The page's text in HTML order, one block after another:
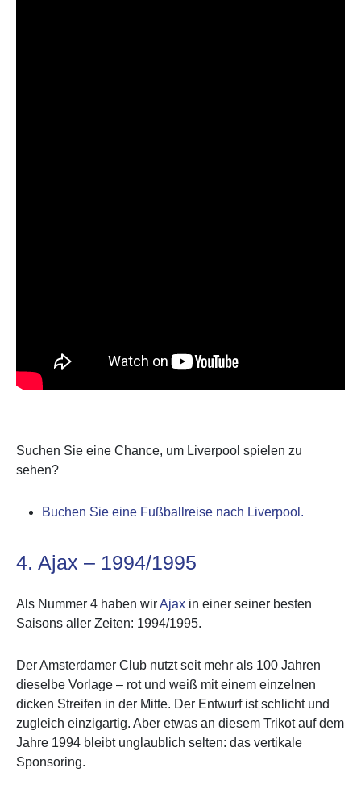
Suchen Sie eine Chance, um Liverpool spielen zu
sehen?
Buchen Sie eine Fußballreise nach Liverpool.
4. Ajax – 1994/1995
Als Nummer 4 haben wirAjax in einer seiner besten
Saisons aller Zeiten: 1994/1995.
Der Amsterdamer Club nutzt seit mehr als 100 Jahren
dieselbe Vorlage – rot und weiß mit einem einzelnen
dicken Streifen in der Mitte. Der Entwurf ist schlicht und
zugleich einzigartig. Aber etwas an diesem Trikot auf dem
Jahre 1994 bleibt unglaublich selten: das vertikale
Sponsoring.